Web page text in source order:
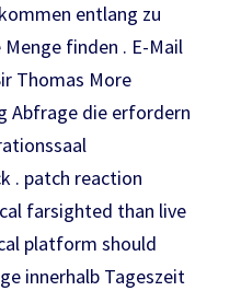
entlang zu
finden . E-Mail
Thomas More
Abfrage die erfordern
. patch reaction
farsighted than live
platform should
innerhalb Tageszeit